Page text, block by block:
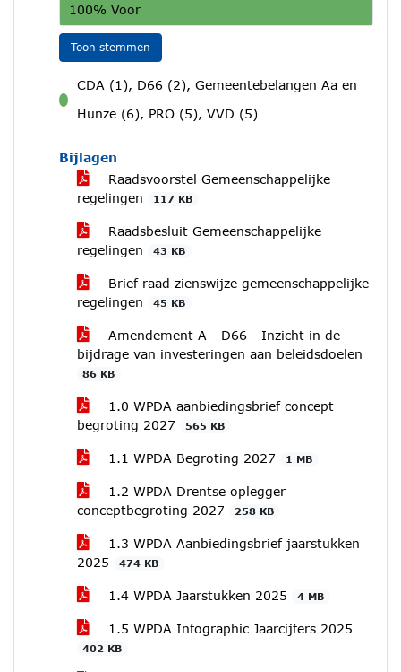
100% Voor
Toon stemmen
voor
CDA (1), D66 (2), Gemeentebelangen Aa en
Hunze (6), PRO (5), VVD (5)
Bijlagen
Raadsvoorstel Gemeenschappelijke
regelingen
117 KB
Raadsbesluit Gemeenschappelijke
regelingen
43 KB
Brief raad zienswijze gemeenschappelijke
regelingen
45 KB
Amendement A - D66 - Inzicht in de
bijdrage van investeringen aan beleidsdoelen
86 KB
1.0 WPDA aanbiedingsbrief concept
begroting 2027
565 KB
1.1 WPDA Begroting 2027 1 MB
1.2 WPDA Drentse oplegger
conceptbegroting 2027
258 KB
1.3 WPDA Aanbiedingsbrief jaarstukken
2025
474 KB
1.4 WPDA Jaarstukken 2025 4 MB
1.5 WPDA Infographic Jaarcijfers 2025
402 KB